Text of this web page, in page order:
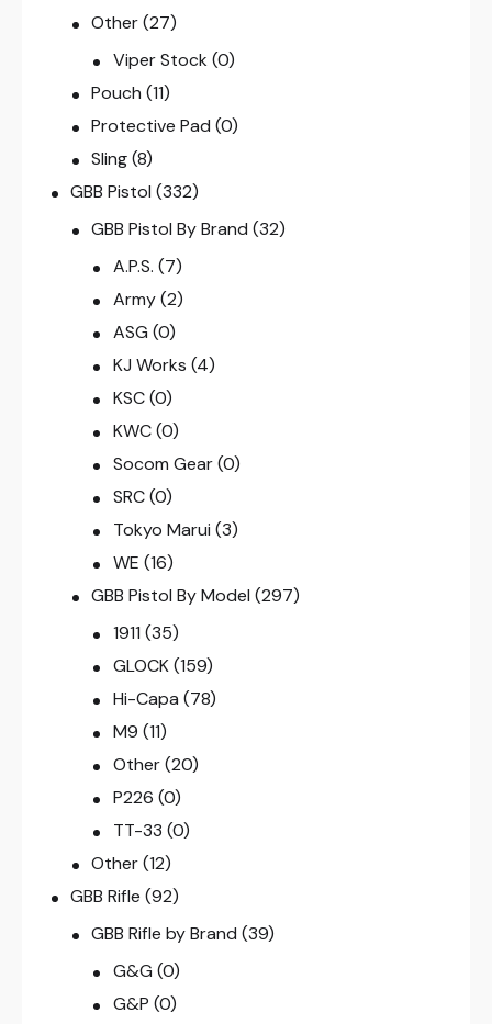
Other (27)
Viper Stock (0)
Pouch (11)
Protective Pad (0)
Sling (8)
GBB Pistol (332)
GBB Pistol By Brand (32)
A.P.S. (7)
Army (2)
ASG (0)
KJ Works (4)
KSC (0)
KWC (0)
Socom Gear (0)
SRC (0)
Tokyo Marui (3)
WE (16)
GBB Pistol By Model (297)
1911 (35)
GLOCK (159)
Hi-Capa (78)
M9 (11)
Other (20)
P226 (0)
TT-33 (0)
Other (12)
GBB Rifle (92)
GBB Rifle by Brand (39)
G&G (0)
G&P (0)